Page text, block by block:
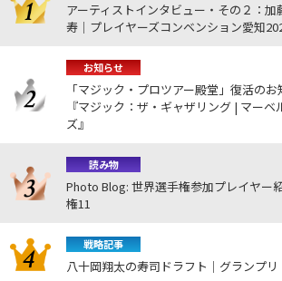
アーティストインタビュー・その２：
寿｜プレイヤーズコンベンション愛知
お知らせ
「マジック・プロツアー殿堂」復活の
『マジック：ザ・ギャザリング | マー
ズ』
読み物
Photo Blog: 世界選手権参加プレイヤー
権11
戦略記事
八十岡翔太の寿司ドラフト｜グランプリ